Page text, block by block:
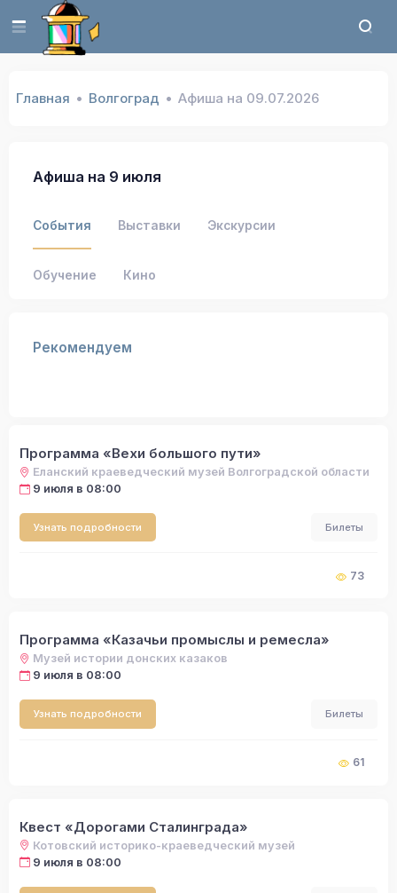
Главная Волгоград Афиша на 09.07.2026
Афиша на 9 июля
События Выставки Экскурсии
Обучение Кино
Рекомендуем
Программа «Вехи большого пути»
Еланский краеведческий музей Волгоградской области
9 июля в 08:00
Узнать подробности Билеты
73
Программа «Казачьи промыслы и ремесла»
Музей истории донских казаков
9 июля в 08:00
Узнать подробности Билеты
61
Квест «Дорогами Сталинграда»
Котовский историко-краеведческий музей
9 июля в 08:00